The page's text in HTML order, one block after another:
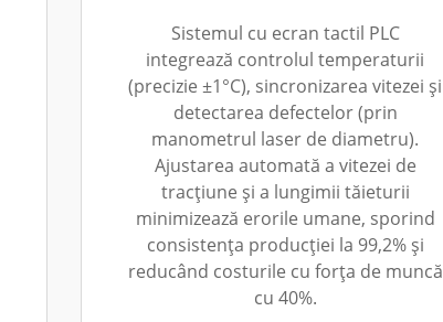
Sistemul cu ecran tactil PLC
integrează controlul temperaturii
(precizie ±1°C), sincronizarea vitezei și
detectarea defectelor (prin
manometrul laser de diametru).
Ajustarea automată a vitezei de
tracțiune și a lungimii tăieturii
minimizează erorile umane, sporind
consistența producției la 99,2% și
reducând costurile cu forța de muncă
cu 40%.